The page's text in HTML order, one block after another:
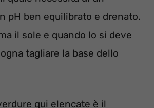
pH ben equilibrato e drenato.
il sole e quando lo si deve
tagliare la base dello
qui elencate è il